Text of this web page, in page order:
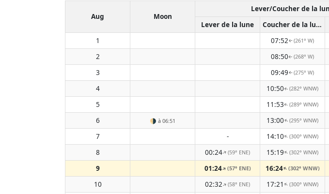
Aug Moon
Lever/Coucher de la
Lever de la lune
Coucher de la lune
1
07:52↑(261° W)
2
08:50↑(268° W)
3
09:49↑(275° W)
4
10:50↑(282° WNW)
5
11:53↑(289° WNW)
6
🌗 à 06:51 13:00↑(295° WNW)
7
- 14:10↑(300° WNW)
8
00:24↑(59° ENE) 15:19↑(302° WNW)
9
01:24↑(57° ENE) 16:24↑(302° WNW)
10
02:32↑(58° ENE) 17:21 ↑(300° WNW)